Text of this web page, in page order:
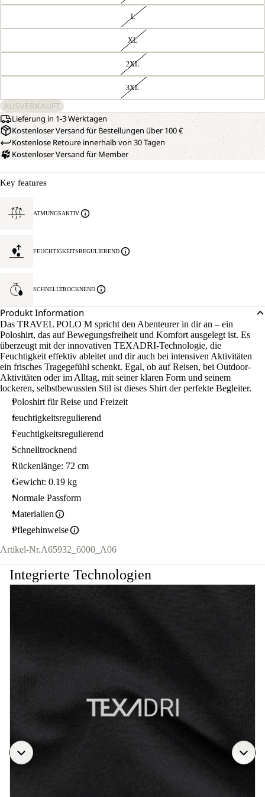
L
XL
2XL
3XL
AUSVERKAUFT
Lieferung in 1-3 Werktagen
Kostenloser Versand für Bestellungen über 100 €
Kostenlose Retoure innerhalb von 30 Tagen
Kostenloser Versand für Member
Key features
ATMUNGSAKTIV
FEUCHTIGKEITSREGULIEREND
SCHNELLTROCKNEND
Produkt Information
Das TRAVEL POLO M spricht den Abenteurer in dir an – ein
Poloshirt, das auf Bewegungsfreiheit und Komfort ausgelegt ist. Es
überzeugt mit der innovativen TEXADRI-Technologie, die
Feuchtigkeit effektiv ableitet und dir auch bei intensiven Aktivitäten
ein frisches Tragegefühl schenkt. Egal, ob auf Reisen, bei Outdoor-
Aktivitäten oder im Alltag, mit seiner klaren Form und seinem
lockeren, selbstbewussten Stil ist dieses Shirt der perfekte Begleiter.
Poloshirt für Reise und Freizeit
feuchtigkeitsregulierend
Feuchtigkeitsregulierend
Schnelltrocknend
Rückenlänge: 72 cm
Gewicht: 0.19 kg
Normale Passform
Materialien
Pflegehinweise
Artikel-Nr.A65932_6000_A06
Integrierte Technologien